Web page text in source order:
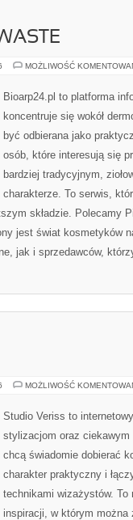
MOŻLIWOŚĆ
Bioarp24.pl to platforma
koncentruje się wokół
być odbierana jako
osób, które interesują się
bardziej tradycyjnym,
charakterze. To serwis,
składzie. Polecamy
jest świat kosmetyków
jak i sprzedawców,
MOŻLIWOŚĆ
Studio Veriss to
stylizacjom oraz ciekawym
chcą świadomie dobierać
charakter praktyczny i
technikami wizażystów. To
inspiracji, w którym